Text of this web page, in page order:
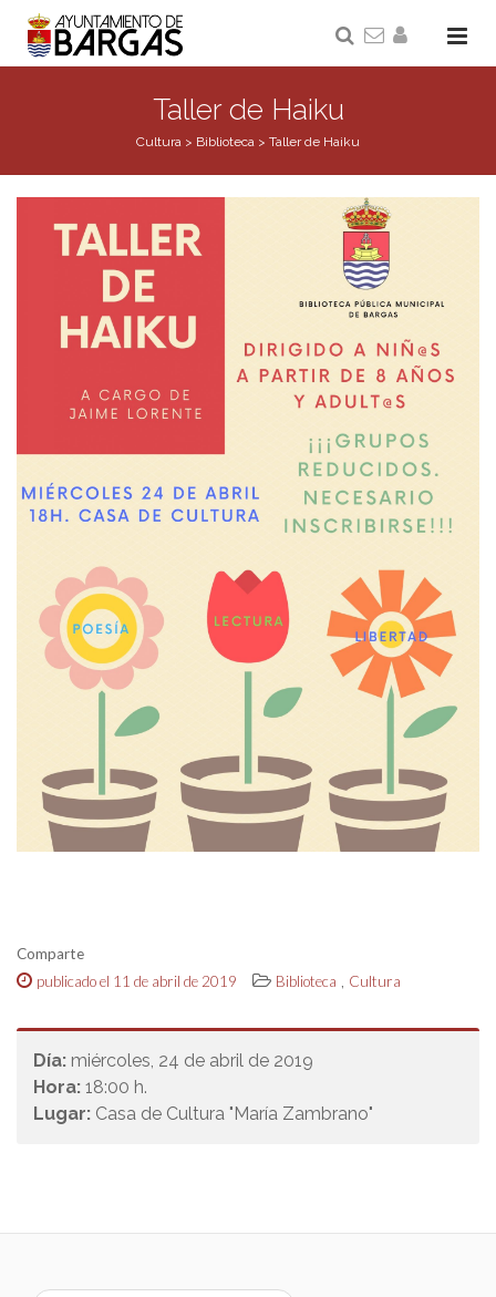
Taller de Haiku
Cultura > Biblioteca > Taller de Haiku
Comparte
publicado el 11 de abril de 2019
Biblioteca , Cultura
Día: miércoles, 24 de abril de 2019
Hora: 18:00 h.
Lugar: Casa de Cultura "María Zambrano"